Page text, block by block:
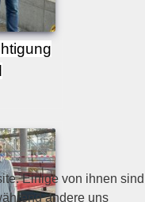
Einige von ihnen sind
andere uns